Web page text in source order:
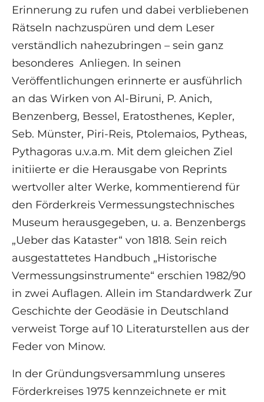
Erinnerung zu rufen und dabei verbliebenen
Rätseln nachzuspüren und dem Leser
verständlich nahezubringen – sein ganz
besonderes Anliegen. In seinen
Veröffentlichungen erinnerte er ausführlich
an das Wirken von Al-Biruni, P. Anich,
Benzenberg, Bessel, Eratosthenes, Kepler,
Seb. Münster, Piri-Reis, Ptolemaios, Pytheas,
Pythagoras u.v.a.m. Mit dem gleichen Ziel
initiierte er die Herausgabe von Reprints
wertvoller alter Werke, kommentierend für
den Förderkreis Vermessungstechnisches
Museum herausgegeben, u. a. Benzenbergs
„Ueber das Kataster“ von 1818. Sein reich
ausgestattetes Handbuch „Historische
Vermessungsinstrumente“ erschien 1982/90
in zwei Auflagen. Allein im Standardwerk Zur
Geschichte der Geodäsie in Deutschland
verweist Torge auf 10 Literaturstellen aus der
Feder von Minow.
In der Gründungsversammlung unseres
Förderkreises 1975 kennzeichnete er mit